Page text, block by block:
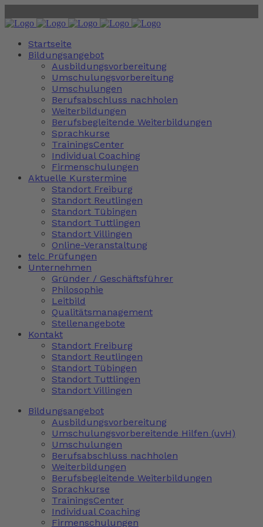
Startseite
Bildungsangebot
Ausbildungsvorbereitung
Umschulungsvorbereitung
Umschulungen
Berufsabschluss nachholen
Weiterbildungen
Berufsbegleitende Weiterbildungen
Sprachkurse
TrainingsCenter
Individual Coaching
Firmenschulungen
Aktuelle Kurstermine
Standort Freiburg
Standort Reutlingen
Standort Tübingen
Standort Tuttlingen
Standort Villingen
Online-Veranstaltung
telc Prüfungen
Unternehmen
Gründer / Geschäftsführer
Philosophie
Leitbild
Qualitätsmanagement
Stellenangebote
Kontakt
Standort Freiburg
Standort Reutlingen
Standort Tübingen
Standort Tuttlingen
Standort Villingen
Bildungsangebot
Ausbildungsvorbereitung
Umschulungsvorbereitende Hilfen (uvH)
Umschulungen
Berufsabschluss nachholen
Weiterbildungen
Berufsbegleitende Weiterbildungen
Sprachkurse
TrainingsCenter
Individual Coaching
Firmenschulungen